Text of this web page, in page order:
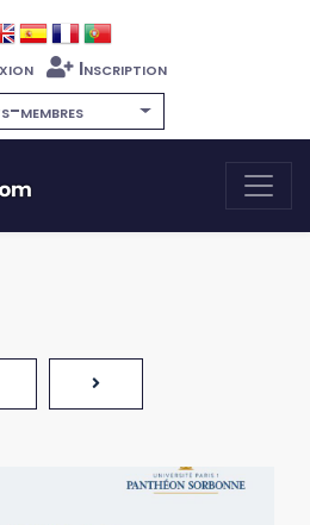
Inscription
membres